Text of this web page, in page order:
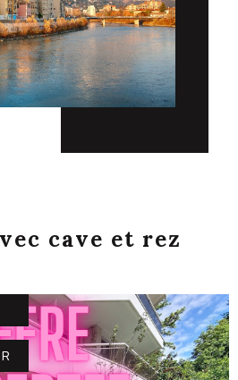
cave et rez